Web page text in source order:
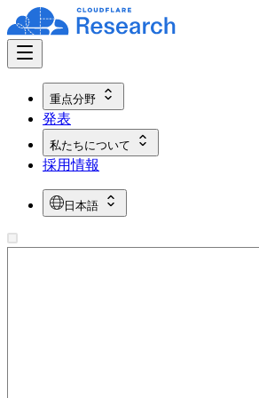
重点分野
発表
私たちについて
採用情報
日本語